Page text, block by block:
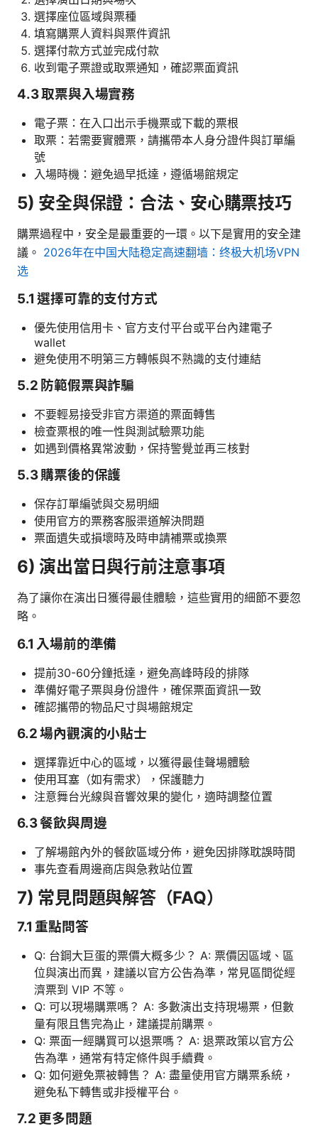
選擇座位區域與票種
填寫購票人資料與票件資訊
選擇付款方式並完成付款
收到電子票證或取票通知，確認票面資訊
4.3 取票與入場實務
電子票：在入口出示手機票或下載的票根
取票：若需要實體票，請攜帶本人身分證件與訂單編
號
入場時機：避免過早抵達，遵循場館規定
5) 安全與保證：合法、安心購票技巧
購票過程中，安全是最重要的一環。以下是實用的安全建
議。 2026年在中国大陆稳定高速翻墙：终极大机场VPN
选
5.1 選擇可靠的支付方式
優先使用信用卡、官方支付平台或平台內建電子
wallet
避免使用不明第三方轉帳與不熟識的支付連結
5.2 防範假票與詐騙
不要輕易接受非官方渠道的票面轉售
檢查票根的唯一性與測試驗票功能
如遇到價格異常波動，保持警覺並再三核對
5.3 購票後的保護
保存訂單編號與交易明細
使用官方的票務客服渠道解決問題
票面遺失或損壞時及時申請補票或換票
6) 演出當日與行前注意事項
為了讓你在演出日獲得最佳體驗，這些實用的細節不要忽
略。
6.1 入場前的準備
提前30-60分鐘抵達，避免高峰時段的排隊
準備好電子票與身份證件，確保票面資訊一致
確認攜帶的物品尺寸與場館規定
6.2 場內觀演的小貼士
選擇靠近中心的區域，以獲得最佳聲場體驗
使用耳塞（如有需求），保護聽力
注意舞台光線與音響效果的變化，適時調整位置
6.3 餐飲與周邊
了解場館內外的餐飲區域分佈，避免因排隊耽誤時間
事先查看周邊商店與急救站位置
7) 常見問題與解答（FAQ）
7.1 重點問答
Q: 台鋼大巨蛋的票價大概多少？ A: 票價因區域、區
位與演出而異，建議以官方公告為準，常見區間從經
濟票到 VIP 不等。
Q: 可以現場購票嗎？ A: 多數演出支持現場票，但數
量有限且售完為止，建議提前購票。
Q: 票面一經購買可以退票嗎？ A: 退票政策以官方公
告為準，通常有特定條件與手續費。
Q: 如何避免票被轉售？ A: 盡量使用官方購票系統，
避免私下轉售或非授權平台。
7.2 更多問題